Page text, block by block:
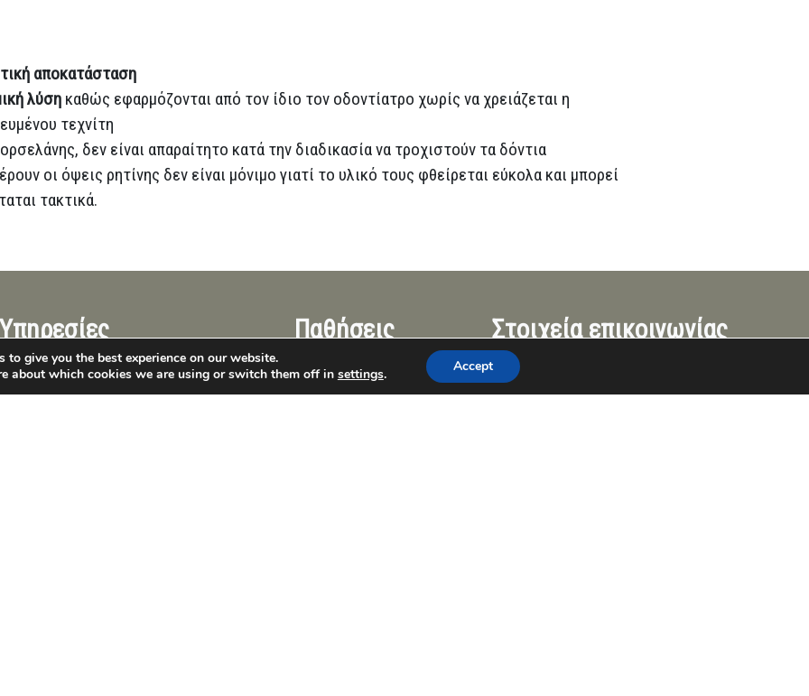
αποκατάσταση
λύση καθώς εφαρμόζονται από τον ίδιο τον οδοντίατρο χωρίς να χρειάζεται η
τεχνίτη
δεν είναι απαραίτητο κατά την διαδικασία να τροχιστούν τα δόντια
οι όψεις ρητίνης δεν είναι μόνιμο γιατί το υλικό τους φθείρεται εύκολα και μπορεί
τακτικά.
Υπηρεσίες
Αισθητική Οδοντιατρική
Παθήσεις
Απόστημα
Στοιχεία επικοινωνίας
Πλατεία Υψηλών Αλωνίων
to give you the best experience on our website.
about which cookies we are using or switch them off in settings. Accept